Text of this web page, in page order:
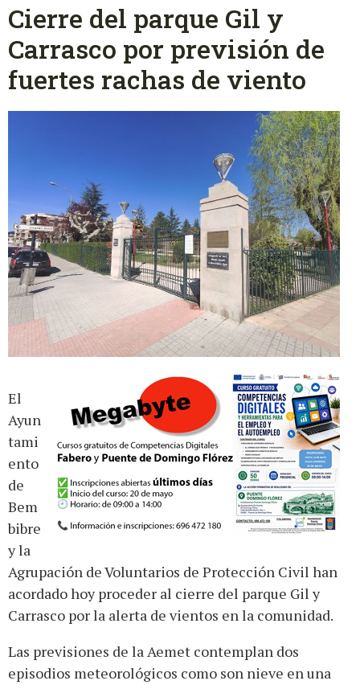
Cierre del parque Gil y
Carrasco por previsión de
fuertes rachas de viento
El
Ayun
tami
ento
de
Bem
bibre
y la
Agrupación de Voluntarios de Protección Civil han
acordado hoy proceder al cierre del parque Gil y
Carrasco por la alerta de vientos en la comunidad.
Las previsiones de la Aemet contemplan dos
episodios meteorológicos como son nieve en una